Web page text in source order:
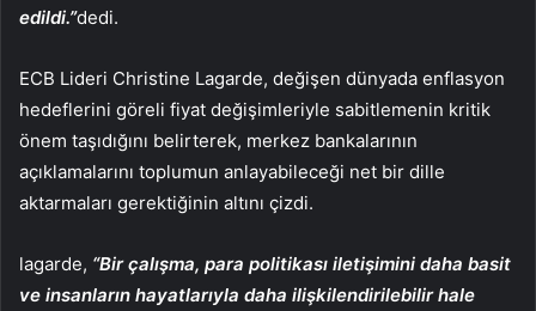
edildi.”dedi.
ECB Lideri Christine Lagarde, değişen dünyada enflasyon
hedeflerini göreli fiyat değişimleriyle sabitlemenin kritik
önem taşıdığını belirterek, merkez bankalarının
açıklamalarını toplumun anlayabileceği net bir dille
aktarmaları gerektiğinin altını çizdi.
lagarde, “Bir çalışma, para politikası iletişimini daha basit
ve insanların hayatlarıyla daha ilişkilendirilebilir hale